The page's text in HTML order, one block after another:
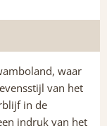
waar
van het
in de
indruk van het